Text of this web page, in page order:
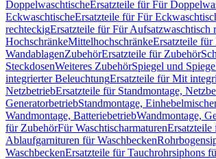
DoppelwaschtischeErsatzteile für Für
EckwaschtischeErsatzteile für Für
rechteckigErsatzteile für Für Aufsatzwaschtisch
HochschränkeMittelhochschränkeErsatzteile
WandablagenZubehörErsatzteile für Zubehör
SteckdosenWeiteres ZubehörSpiegel und
integrierter BeleuchtungErsatzteile für Mit
NetzbetriebErsatzteile für Standmontage,
GeneratorbetriebStandmontage,
Wandmontage, BatteriebetriebWandmontage,
für ZubehörFür WaschtischarmaturenErsatzteile
Ablaufgarnituren für Waschbecken
WaschbeckenErsatzteile für Tauchrohrsiphons